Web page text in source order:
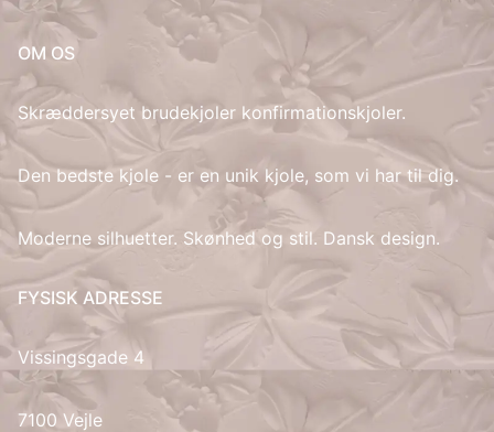
LV
NO
PT
OM OS
Skræddersyet brudekjoler konfirmationskjoler.
Den bedste kjole - er en unik kjole, som vi har til dig.
Moderne silhuetter. Skønhed og stil. Dansk design.
FYSISK ADRESSE
Vissingsgade 4
7100 Vejle